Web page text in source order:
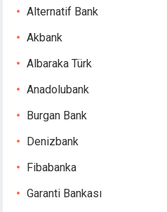
Alternatif Bank
Akbank
Albaraka Türk
Anadolubank
Burgan Bank
Denizbank
Fibabanka
Garanti Bankası